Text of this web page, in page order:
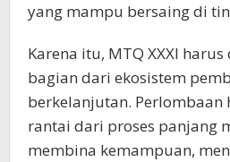
yang mampu bersaing di
Karena itu, MTQ XXXI
bagian dari ekosistem
berkelanjutan. Perlombaan
rantai dari proses panjang
membina kemampuan,